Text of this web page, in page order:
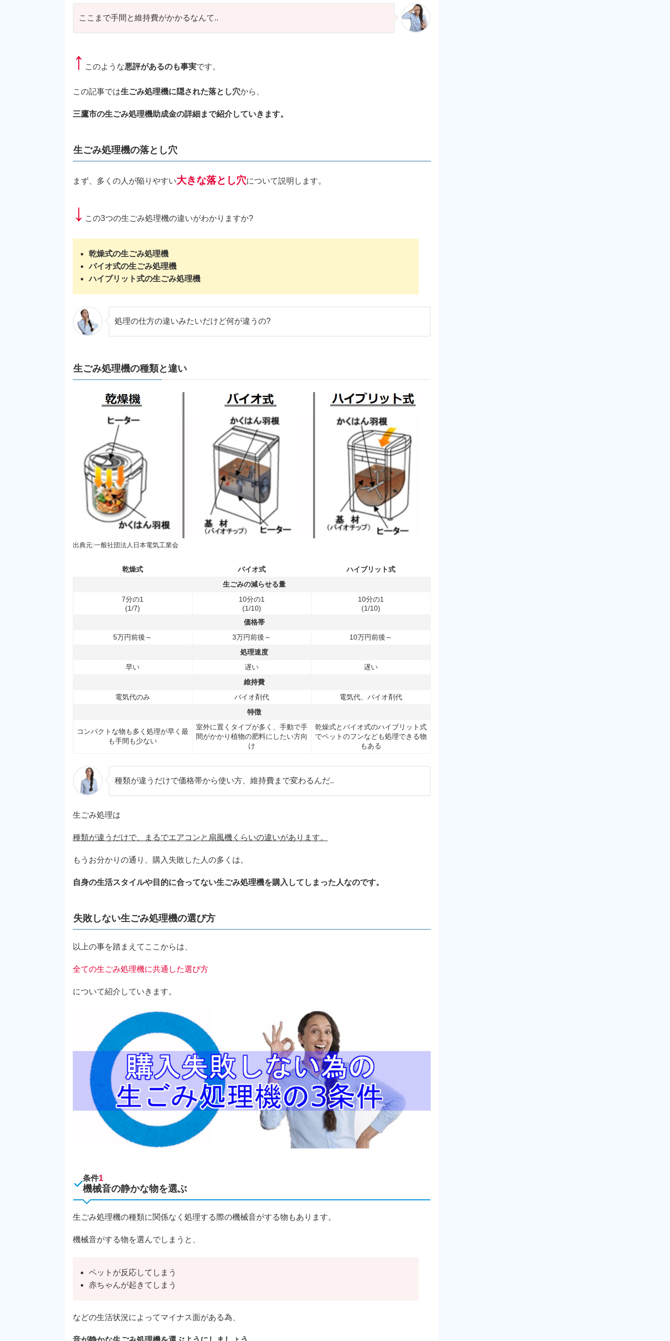
ここまで手間と維持費がかかるなんて..
↑ このような悪評があるのも事実です。
この記事では生ごみ処理機に隠された落とし穴から、
三鷹市の生ごみ処理機助成金の詳細まで紹介していきます。
生ごみ処理機の落とし穴
まず、多くの人が陥りやすい大きな落とし穴について説明します。
↓ この3つの生ごみ処理機の違いがわかりますか?
乾燥式の生ごみ処理機
バイオ式の生ごみ処理機
ハイブリット式の生ごみ処理機
処理の仕方の違いみたいだけど何が違うの?
生ごみ処理機の種類と違い
出典元:一般社団法人日本電気工業会
乾燥式 バイオ式
ハイブリット式
生ごみの減らせる量
7分の1
(1/7)
10分の1
(1/10)
10分の1
(1/10)
価格帯
5万円前後～
3万円前後～
10万円前後～
処理速度
早い
遅い
遅い
維持費
電気代のみ
バイオ剤代
電気代、バイオ剤代
特徴
コンパクトな物も多く処理が早く最
も手間も少ない
室外に置くタイプが多く、手動で手
間がかかり植物の肥料にしたい方向
け
乾燥式とバイオ式のハイブリット式
でペットのフンなども処理できる物
もある
種類が違うだけで価格帯から使い方、維持費まで変わるんだ..
生ごみ処理は
種類が違うだけで、まるでエアコンと扇風機くらいの違いがあります。
もうお分かりの通り、購入失敗した人の多くは。
自身の生活スタイルや目的に合ってない生ごみ処理機を購入してしまった人なのです。
失敗しない生ごみ処理機の選び方
以上の事を踏まえてここからは、
全ての生ごみ処理機に共通した選び方
について紹介していきます。
条件1
機械音の静かな物を選ぶ
生ごみ処理機の種類に関係なく処理する際の機械音がする物もあります。
機械音がする物を選んでしまうと、
ペットが反応してしまう
赤ちゃんが起きてしまう
などの生活状況によってマイナス面がある為、